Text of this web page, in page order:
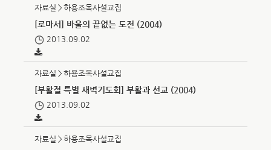
자료실＞하용조목사설교집
[로마서] 바울의 끝없는 도전 (2004)
2013.09.02
자료실＞하용조목사설교집
[부활절 특별 새벽기도회] 부활과 선교 (2004)
2013.09.02
자료실＞하용조목사설교집